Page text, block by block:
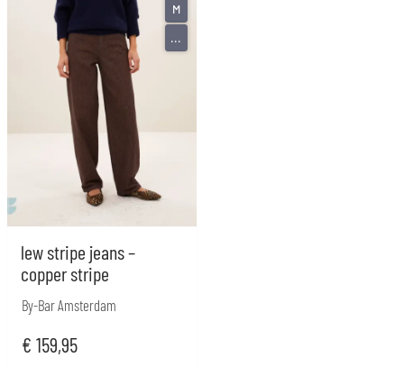
lew stripe jeans –
copper stripe
By-Bar Amsterdam
€ 159,95
M
...